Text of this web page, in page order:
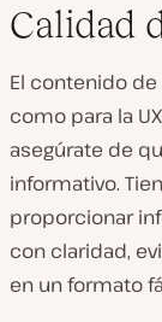
Calidad
El contenido de
como para la
asegúrate de
informativo.
proporcionar
con claridad,
en un formato